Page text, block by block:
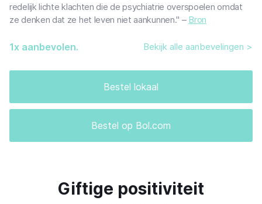
redelijk lichte klachten die de psychiatrie overspoelen omdat
ze denken dat ze het leven niet aankunnen." – Bron
Bestel lokaal
Bestel op Bol.com
1x aanbevolen. Bekijk alle aanbevelingen >
Giftige positiviteit